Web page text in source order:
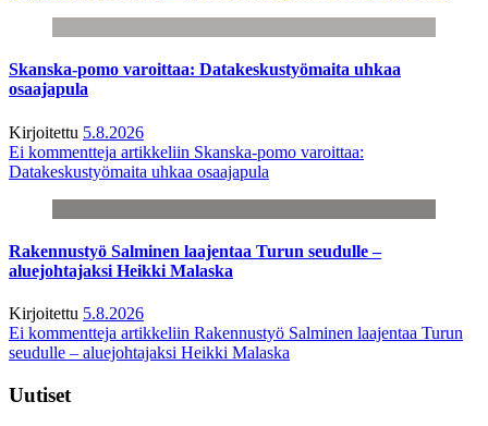
Skanska-pomo varoittaa: Datakeskustyömaita uhkaa
osaajapula
Kirjoitettu 5.8.2026
Ei kommentteja artikkeliin Skanska-pomo varoittaa:
Datakeskustyömaita uhkaa osaajapula
Rakennustyö Salminen laajentaa Turun seudulle –
aluejohtajaksi Heikki Malaska
Kirjoitettu 5.8.2026
Ei kommentteja artikkeliin Rakennustyö Salminen laajentaa Turun
seudulle – aluejohtajaksi Heikki Malaska
Uutiset